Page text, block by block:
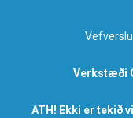
Verkstæði
ATH! Ekki er tekið